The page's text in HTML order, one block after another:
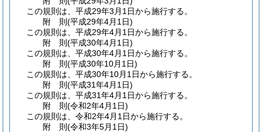
この規則は、平成29年3月1日から施行する。
附 則(平成29年4月1日)
この規則は、平成29年4月1日から施行する。
附 則(平成30年4月1日)
この規則は、平成30年4月1日から施行する。
附 則(平成30年10月1日)
この規則は、平成30年10月1日から施行する。
附 則(平成31年4月1日)
この規則は、平成31年4月1日から施行する。
附 則(令和2年4月1日)
この規則は、令和2年4月1日から施行する。
附 則(令和3年5月1日)